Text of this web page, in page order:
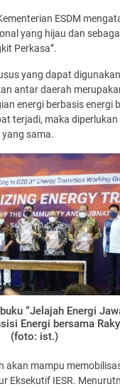
ESDM
yang hijau dan
Perkasa”.
yang dapat
antar daerah
energi berbasis
terjadi, maka
sama.
“Jelajah Energi
Energi bersama
(foto: ist.)
mampu
Eksekutif IESR.